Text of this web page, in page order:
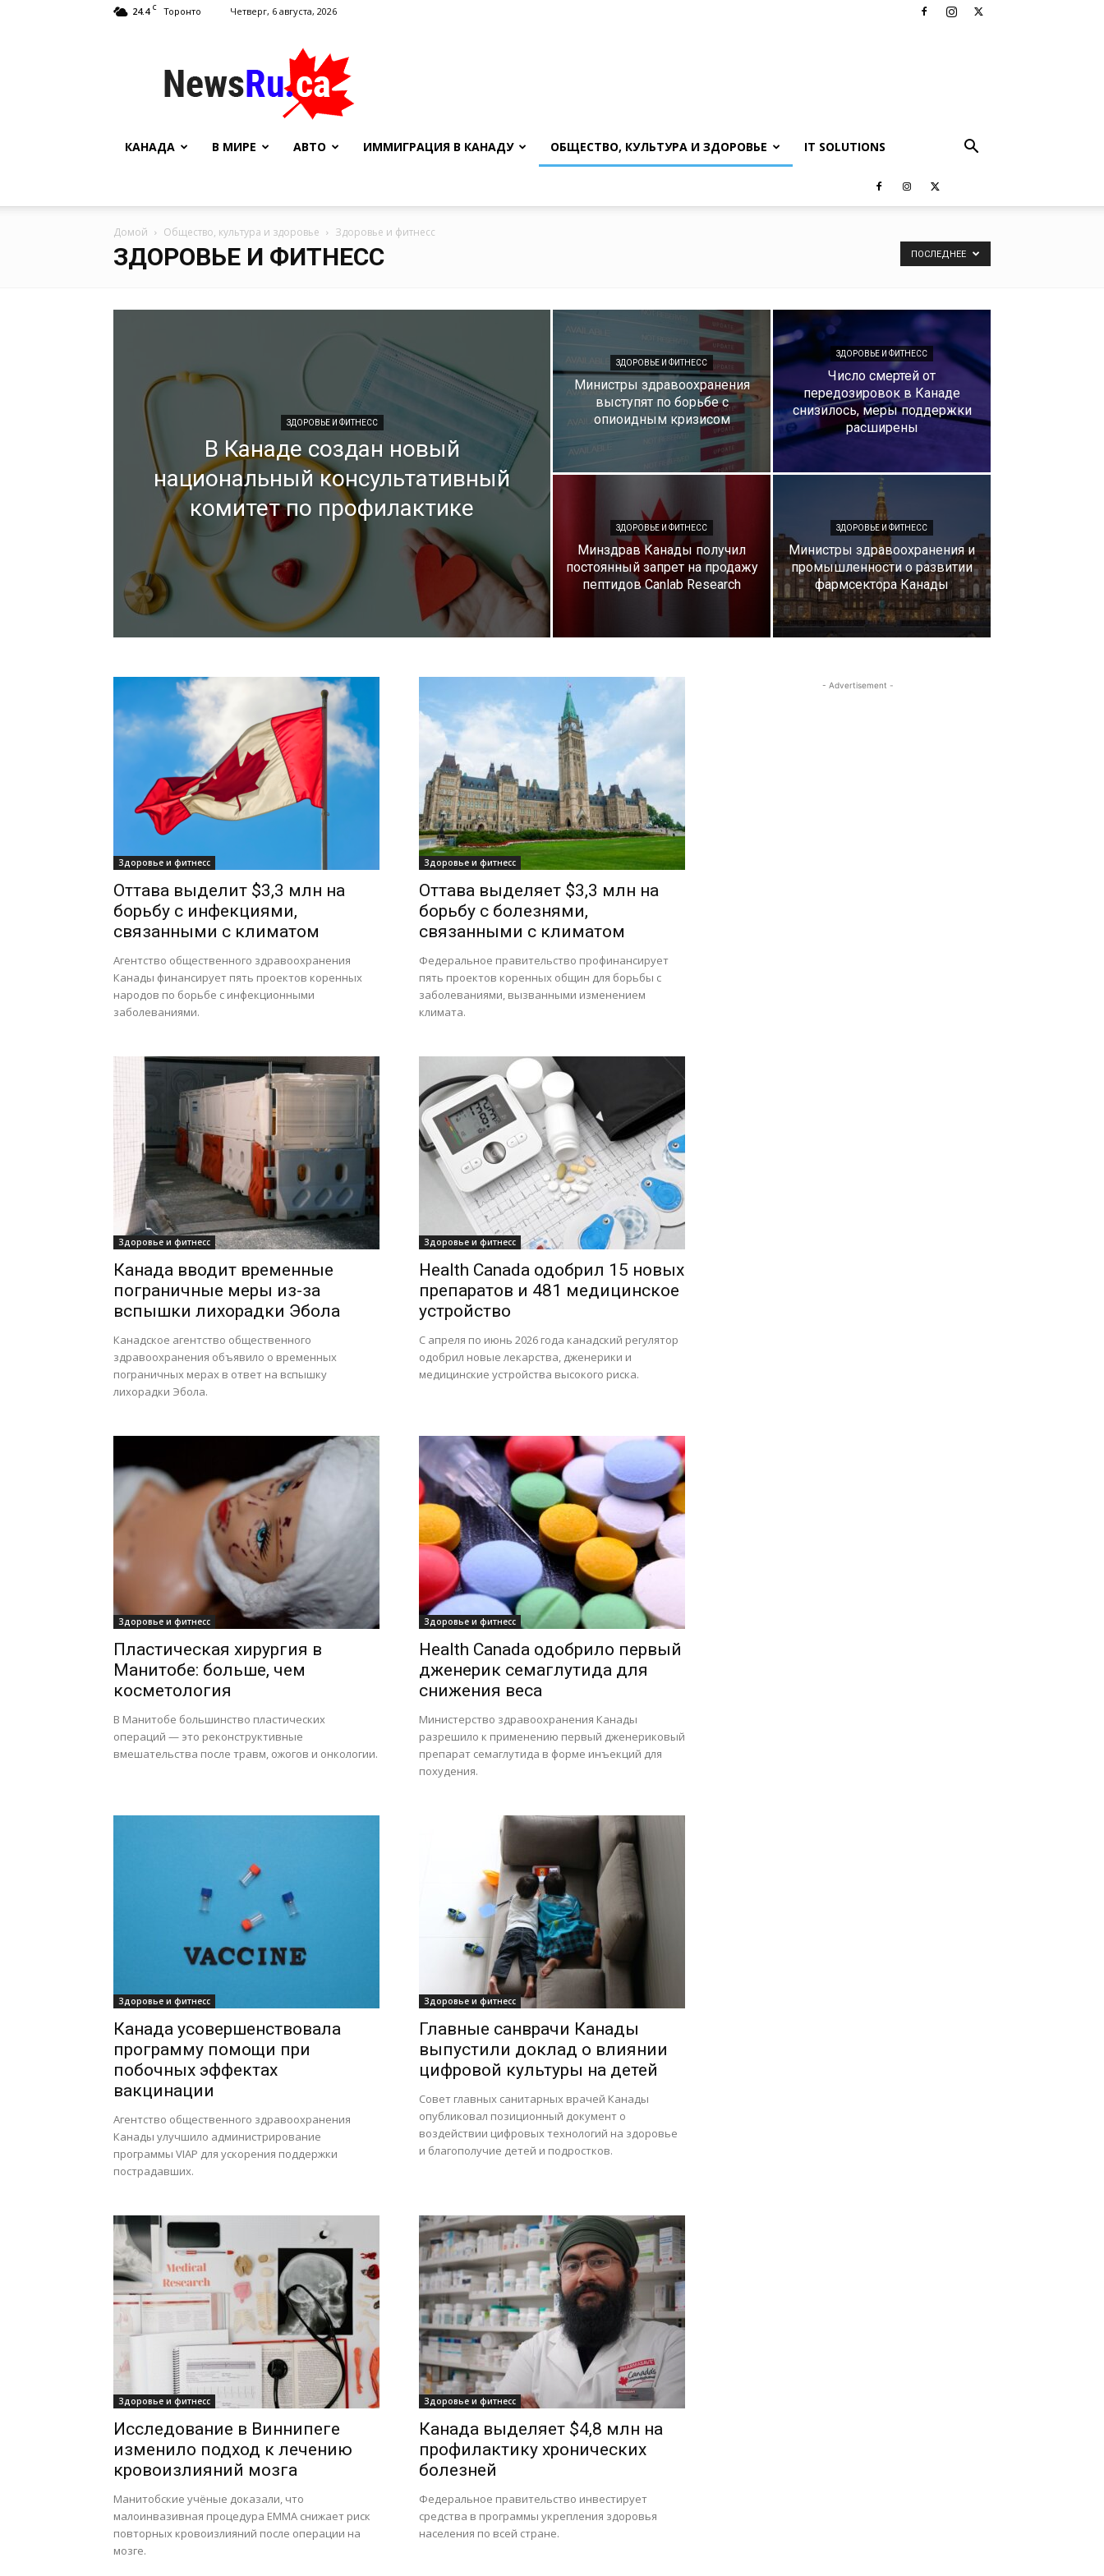
24.4 C Торонто Четверг, 6 августа, 2026
NewsRu.Ca
КАНАДА В МИРЕ АВТО ИММИГРАЦИЯ В КАНАДУ ОБЩЕСТВО, КУЛЬТУРА И ЗДОРОВЬЕ IT SOLUTIONS
Домой Общество, культура и здоровье Здоровье и фитнесс
ЗДОРОВЬЕ И ФИТНЕСС ПОСЛЕДНЕЕ
ЗДОРОВЬЕ И ФИТНЕСС
В Канаде создан новый
национальный консультативный
комитет по профилактике
ЗДОРОВЬЕ И ФИТНЕСС
Министры здравоохранения
выступят по борьбе с
опиоидным кризисом
ЗДОРОВЬЕ И ФИТНЕСС
Число смертей от
передозировок в Канаде
снизилось, меры поддержки
расширены
ЗДОРОВЬЕ И ФИТНЕСС
Минздрав Канады получил
постоянный запрет на продажу
пептидов Canlab Research
ЗДОРОВЬЕ И ФИТНЕСС
Министры здравоохранения и
промышленности о развитии
фармсектора Канады
Здоровье и фитнесс
Оттава выделит $3,3 млн на
борьбу с инфекциями,
связанными с климатом
Агентство общественного здравоохранения
Канады финансирует пять проектов коренных
народов по борьбе с инфекционными
заболеваниями.
Здоровье и фитнесс
Оттава выделяет $3,3 млн на
борьбу с болезнями,
связанными с климатом
Федеральное правительство профинансирует
пять проектов коренных общин для борьбы с
заболеваниями, вызванными изменением
климата.
Здоровье и фитнесс
Канада вводит временные
пограничные меры из-за
вспышки лихорадки Эбола
Канадское агентство общественного
здравоохранения объявило о временных
пограничных мерах в ответ на вспышку
лихорадки Эбола.
Здоровье и фитнесс
Health Canada одобрил 15 новых
препаратов и 481 медицинское
устройство
С апреля по июнь 2026 года канадский регулятор
одобрил новые лекарства, дженерики и
медицинские устройства высокого риска.
Здоровье и фитнесс
Пластическая хирургия в
Манитобе: больше, чем
косметология
В Манитобе большинство пластических
операций — это реконструктивные
вмешательства после травм, ожогов и онкологии.
Здоровье и фитнесс
Health Canada одобрило первый
дженерик семаглутида для
снижения веса
Министерство здравоохранения Канады
разрешило к применению первый дженериковый
препарат семаглутида в форме инъекций для
похудения.
Здоровье и фитнесс
Канада усовершенствовала
программу помощи при
побочных эффектах
вакцинации
Агентство общественного здравоохранения
Канады улучшило администрирование
программы VIAP для ускорения поддержки
пострадавших.
Здоровье и фитнесс
Главные санврачи Канады
выпустили доклад о влиянии
цифровой культуры на детей
Совет главных санитарных врачей Канады
опубликовал позиционный документ о
воздействии цифровых технологий на здоровье
и благополучие детей и подростков.
Здоровье и фитнесс
Исследование в Виннипеге
изменило подход к лечению
кровоизлияний мозга
Манитобские учёные доказали, что
малоинвазивная процедура EMMA снижает риск
повторных кровоизлияний после операции на
мозге.
Здоровье и фитнесс
Канада выделяет $4,8 млн на
профилактику хронических
болезней
Федеральное правительство инвестирует
средства в программы укрепления здоровья
населения по всей стране.
- Advertisement -